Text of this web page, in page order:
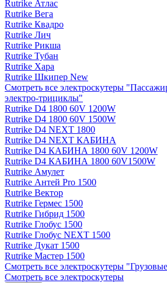
Rutrike Атлас
Rutrike Вега
Rutrike Квадро
Rutrike Лич
Rutrike Рикша
Rutrike Тубан
Rutrike Хара
Rutrike Шкипер New
Смотреть все электро­скутеры
электро‑трициклы"
Rutrike D4 1800 60V 1200W
Rutrike D4 1800 60V 1500W
Rutrike D4 NEXT 1800
Rutrike D4 NEXT КАБИНА
Rutrike D4 КАБИНА 1800 60V 1200W
Rutrike D4 КАБИНА 1800 60V1500W
Rutrike Амулет
Rutrike Антей Pro 1500
Rutrike Вектор
Rutrike Гермес 1500
Rutrike Гибрид 1500
Rutrike Глобус 1500
Rutrike Глобус NEXT 1500
Rutrike Дукат 1500
Rutrike Мастер 1500
Смотреть все электро­скутеры
Смотреть все электро­скутеры